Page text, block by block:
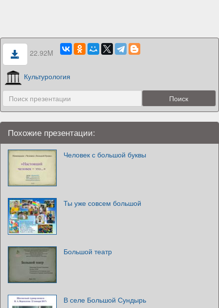
22.92M
Культурология
Похожие презентации:
Человек с большой буквы
Ты уже совсем большой
Большой театр
В селе Большой Сундырь